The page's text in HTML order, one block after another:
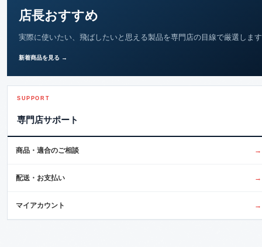
店長おすすめ
実際に使いたい、飛ばしたいと思える製品を専門店の目線で厳選しま
新着商品を見る →
SUPPORT
専門店サポート
商品・適合のご相談 →
配送・お支払い →
マイアカウント →